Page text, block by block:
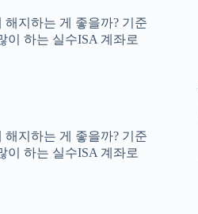
지하는 게 좋을까? 기준
이 하는 실수ISA 계좌로
지하는 게 좋을까? 기준
이 하는 실수ISA 계좌로